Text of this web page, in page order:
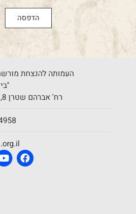
הדפסה
העמותה להנצחת
רח' אברהם שטרן 8, תל-אביב - יפו 6608531